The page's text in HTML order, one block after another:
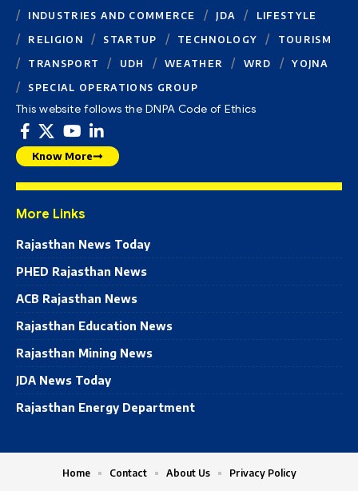
INDUSTRIES AND COMMERCE
JDA
LIFESTYLE
RELIGION
STARTUP TECHNOLOGY
TOURISM
TRANSPORT
UDH WEATHER WRD
YOJNA
SPECIAL OPERATIONS GROUP
This website follows the DNPA Code of Ethics
Know More
More Links
Rajasthan News Today
PHED Rajasthan News
ACB Rajasthan News
Rajasthan Education News
Rajasthan Mining News
JDA News Today
Rajasthan Energy Department
Home Contact About Us Privacy Policy